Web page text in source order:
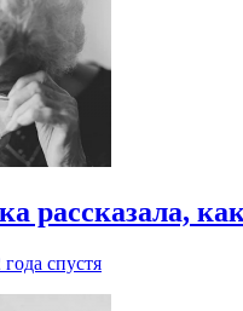
рассказала,
года спустя